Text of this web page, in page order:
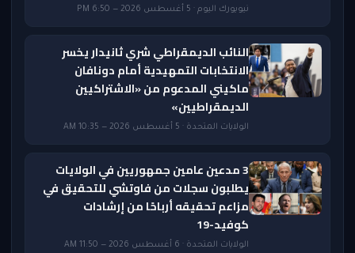
نيويورك اليوم · 5 أغسطس 2026 — 6:50 PM
النائب الديمقراطي شري ثانيدار يخسر
الانتخابات التمهيدية أمام دونافان
ماكيني المدعوم من «الاشتراكيين
الديمقراطيين»
الولايات المتحدة · 5 أغسطس 2026 — 10:35 AM
3 مدعين عامين جمهوريين في الولايات
يطلبون سجلات من فاوتشي للتحقيق في
مزاعم تحقيقه أرباحًا من إرشادات
كوفيد-19
الولايات المتحدة · 6 أغسطس 2026 — 11:50 AM